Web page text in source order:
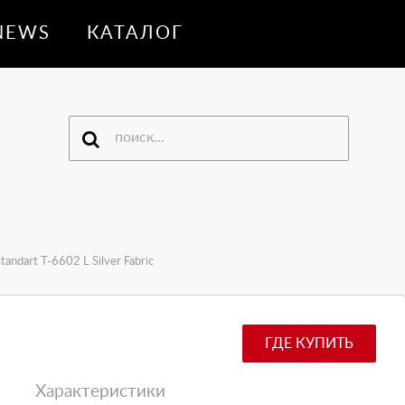
КАТАЛОГ
T-6602 L Silver Fabric
ГДЕ КУПИТЬ
Характеристики